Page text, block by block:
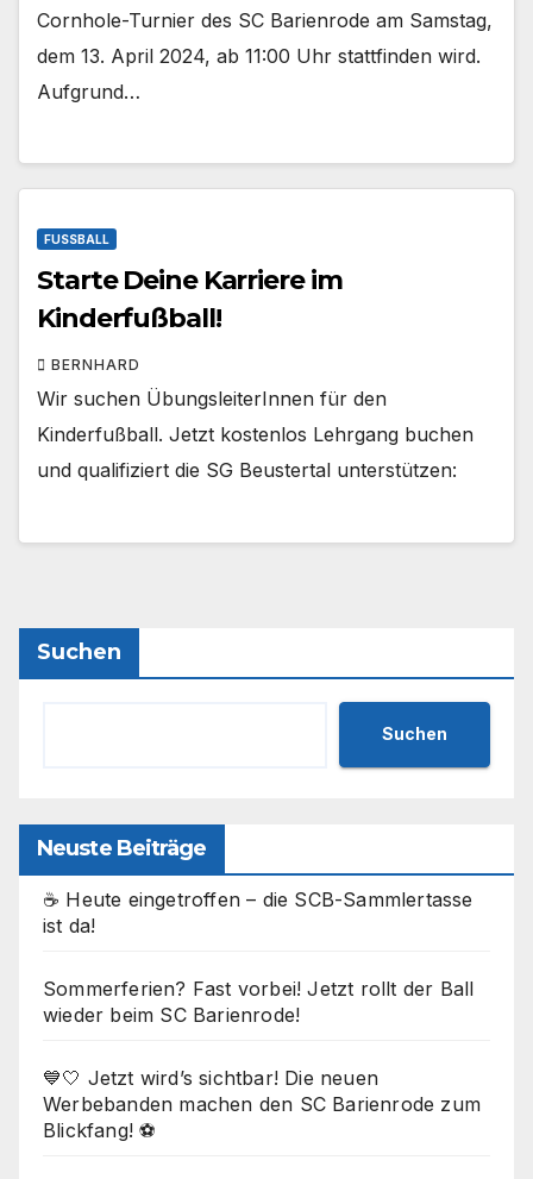
Cornhole-Turnier des SC Barienrode am Samstag,
dem 13. April 2024, ab 11:00 Uhr stattfinden wird.
Aufgrund…
FUSSBALL
Starte Deine Karriere im
Kinderfußball!
BERNHARD
Wir suchen ÜbungsleiterInnen für den
Kinderfußball. Jetzt kostenlos Lehrgang buchen
und qualifiziert die SG Beustertal unterstützen:
Suchen
Suchen
Neuste Beiträge
☕ Heute eingetroffen – die SCB-Sammlertasse
ist da!
Sommerferien? Fast vorbei! Jetzt rollt der Ball
wieder beim SC Barienrode!
💙🤍 Jetzt wird’s sichtbar! Die neuen
Werbebanden machen den SC Barienrode zum
Blickfang! ⚽